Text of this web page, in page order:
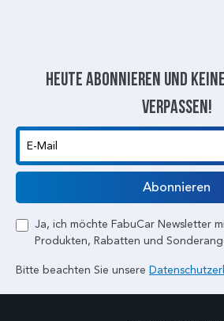
Heute abonnieren und
verpassen!
E-Mail
Abonnieren
Ja, ich möchte FabuCar Newsletter
Produkten, Rabatten und
Bitte beachten Sie unsere